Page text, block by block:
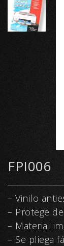
FPI006
– Vinilo
– Protege
– Material
– Se pliega